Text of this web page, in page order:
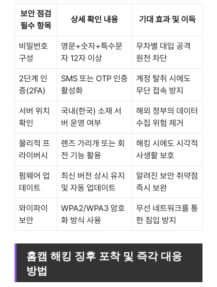
보안 점검
필수 항목
상세 확인 내용 기대 효과 및 이득
비밀번호
구성
영문+숫자+특수문
자 12자 이상
무차별 대입 공격
원천 차단
2단계 인
증(2FA)
SMS 또는 OTP 인증
활성화
계정 탈취 시에도
무단 접속 방지
서버 위치
확인
국내(한국) 소재 서
버 운영 여부
해외 정부의 데이터
수집 위험 제거
물리적 프
라이버시
렌즈 가리개 또는 회
전 기능 활용
해킹 시에도 시각적
사생활 보호
펌웨어 업
데이트
최신 버전 상시 유지
및 자동 업데이트
알려진 보안 취약점
즉시 보완
와이파이
보안
WPA2/WPA3 암호
화 방식 사용
무선 네트워크를 통
한 침입 방지
홈캠 해킹 징후 포착 및 즉각 대응
방법